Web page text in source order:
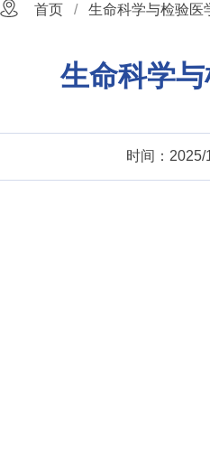
首页 生命科学与检验医
生命科学
时间：2025/